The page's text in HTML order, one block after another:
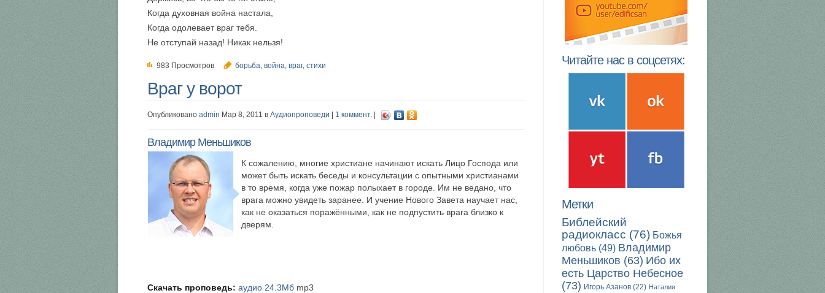
Когда духовная война настала,
Когда одолевает враг тебя.
Не отступай назад! Никак нельзя!
983 Просмотров борьба, война, враг, стихи
Враг у ворот
Опубликовано admin Мар 8, 2011 в Аудиопроповеди 1 коммент.
Владимир Меньшиков
К сожалению, многие христиане начинают искать Лицо Господа или
может быть искать беседы и консультации с опытными христианами
в то время, когда уже пожар полыхает в городе. Им не ведано, что
врага можно увидеть заранее. И учение Нового Завета научает нас,
как не оказаться поражёнными, как не подпустить врага близко к
дверям.
Скачать проповедь: аудио 24.3Мб mp3
Читайте нас в соцсетях:
Метки
Библейский
радиокласс (76) Божья
любовь (49) Владимир
Меньшиков (63) Ибо их
есть Царство Небесное
(73) Игорь Азанов (22) Наталия